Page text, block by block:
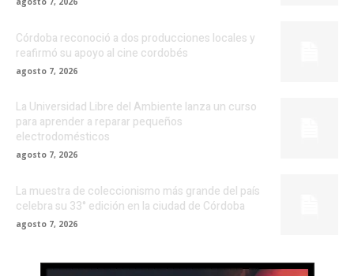
Córdoba reconoció a dos producciones locales y
reafirmó su apoyo al cine cordobés
agosto 7, 2026
La Universidad Libre del Ambiente lanza un curso
para aprender a reparar pequeños
electrodomésticos
agosto 7, 2026
La muestra de coleccionismo más grande del país
celebra su 33° edición en la ciudad de Córdoba
agosto 7, 2026